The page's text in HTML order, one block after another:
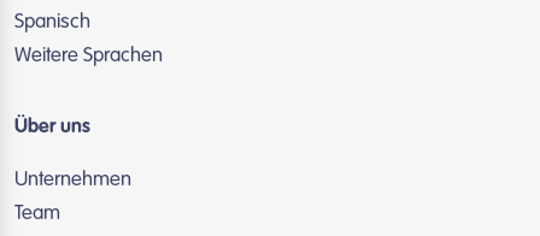
Spanisch
Weitere Sprachen
Über uns
Unternehmen
Team